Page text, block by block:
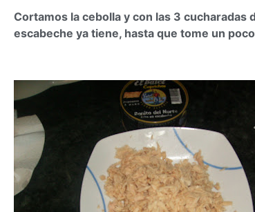
Cortamos la cebolla y con las 3 cucharadas
escabeche ya tiene, hasta que tome un